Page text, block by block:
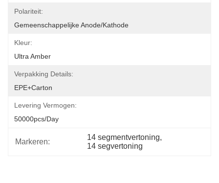
Polariteit:
Gemeenschappelijke Anode/kathode
Kleur:
Ultra Amber
Verpakking Details:
EPE+carton
Levering Vermogen:
50000pcs/day
Markeren:
14 segmentvertoning,
14 segvertoning